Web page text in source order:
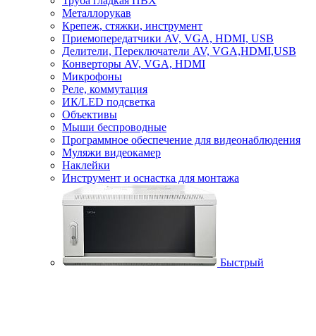
Металлорукав
Крепеж, стяжки, инструмент
Приемопередатчики AV, VGA, HDMI, USB
Делители, Переключатели AV, VGA,HDMI,USB
Конверторы AV, VGA, HDMI
Микрофоны
Реле, коммутация
ИК/LED подсветка
Объективы
Мыши беспроводные
Программное обеспечение для видеонаблюдения
Муляжи видеокамер
Наклейки
Инструмент и оснастка для монтажа
Быстрый